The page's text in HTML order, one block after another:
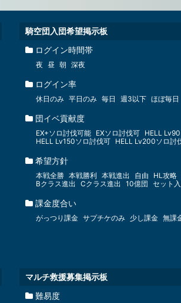
騎空団入団希望掲示板
ログイン時間帯
夜 昼 朝 深夜
ログイン率
休日のみ 平日のみ 毎日 週3以下 ほぼ毎日
団イベ貢献度
EX+ソロ討伐可能 EXソロ討伐可 HELL
HELL Lv150ソロ討伐可 HELL Lv200ソロ討
希望方針
本戦全勝 本戦勝利 本戦進出 自由 HL攻略
Bクラス進出 Cクラス進出 10億団 セット
課金度合い
がっつり課金 サプチケのみ 少し課金 無課
マルチ救援募集掲示板
難易度